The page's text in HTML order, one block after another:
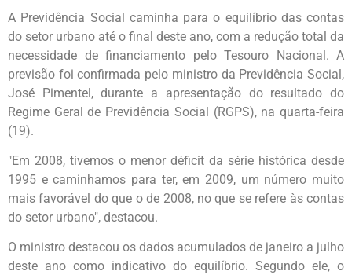
A Previdência Social caminha para o equilíbrio das contas
do setor urbano até o final deste ano, com a redução total da
necessidade de financiamento pelo Tesouro Nacional. A
previsão foi confirmada pelo ministro da Previdência Social,
José Pimentel, durante a apresentação do resultado do
Regime Geral de Previdência Social (RGPS), na quarta-feira
(19).
"Em 2008, tivemos o menor déficit da série histórica desde
1995 e caminhamos para ter, em 2009, um número muito
mais favorável do que o de 2008, no que se refere às contas
do setor urbano", destacou.
O ministro destacou os dados acumulados de janeiro a julho
deste ano como indicativo do equilíbrio. Segundo ele, o